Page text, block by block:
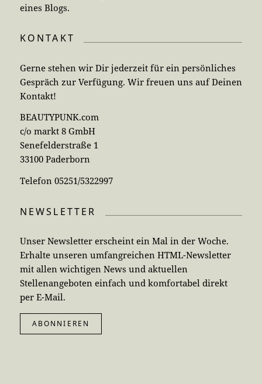
eines Blogs.
KONTAKT
Gerne stehen wir Dir jederzeit für ein persönliches
Gespräch zur Verfügung. Wir freuen uns auf Deinen
Kontakt!
BEAUTYPUNK.com
c/o markt 8 GmbH
Senefelderstraße 1
33100 Paderborn
Telefon 05251/5322997
NEWSLETTER
Unser Newsletter erscheint ein Mal in der Woche.
Erhalte unseren umfangreichen HTML-Newsletter
mit allen wichtigen News und aktuellen
Stellenangeboten einfach und komfortabel direkt
per E-Mail.
ABONNIEREN